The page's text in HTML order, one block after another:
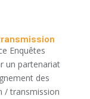
Enquêtes
un partenariat
des
/ transmission